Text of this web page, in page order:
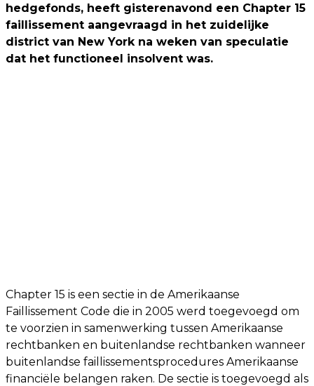
hedgefonds, heeft gisterenavond een Chapter 15
faillissement aangevraagd in het zuidelijke
district van New York na weken van speculatie
dat het functioneel insolvent was.
Chapter 15 is een sectie in de Amerikaanse
Faillissement Code die in 2005 werd toegevoegd om
te voorzien in samenwerking tussen Amerikaanse
rechtbanken en buitenlandse rechtbanken wanneer
buitenlandse faillissementsprocedures Amerikaanse
financiële belangen raken. De sectie is toegevoegd als